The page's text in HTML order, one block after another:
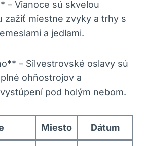
– Vianoce sú skvelou
zažiť miestne zvyky a trhy s
a jedlami.
– Silvestrovské oslavy sú
ohňostrojov a
pod holým nebom.
Miesto Dátum